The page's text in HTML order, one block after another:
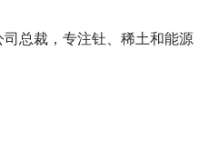
司总裁，专注钍、稀土和能源